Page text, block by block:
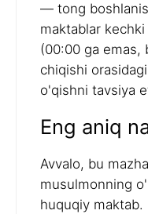
— tong
maktablar
(00:00 ga emas,
chiqishi
o'qishni tavsiya
Eng aniq
Avvalo, bu
musulmonning
huquqiy maktab.